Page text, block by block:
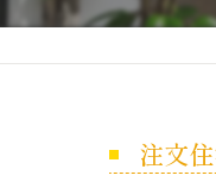
注文